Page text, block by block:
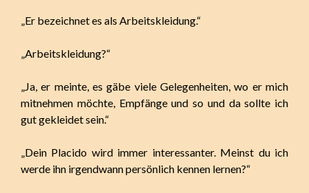
„Er bezeichnet es als Arbeitskleidung.“
„Arbeitskleidung?“
„Ja, er meinte, es gäbe viele Gelegenheiten, wo er mich
mitnehmen möchte, Empfänge und so und da sollte ich
gut gekleidet sein.“
„Dein Placido wird immer interessanter. Meinst du ich
werde ihn irgendwann persönlich kennen lernen?“